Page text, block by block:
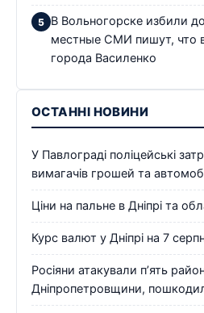
В Вольногорске избили
местные СМИ пишут, что
города Василенко
ОСТАННІ НОВИНИ
У Павлограді поліцейські
вимагачів грошей та
Ціни на пальне в Дніпрі та
Курс валют у Дніпрі на 7
Росіяни атакували п’ять
Дніпропетровщини,